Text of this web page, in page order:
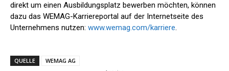
direkt um einen Ausbildungsplatz bewerben möchten, können
dazu das WEMAG-Karriereportal auf der Internetseite des
Unternehmens nutzen: www.wemag.com/karriere.
QUELLE WEMAG AG